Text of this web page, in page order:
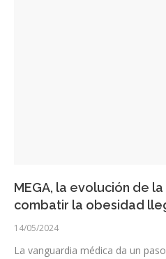
MEGA, la evolución de
combatir la obesidad
14/05/2024
La vanguardia médica da un